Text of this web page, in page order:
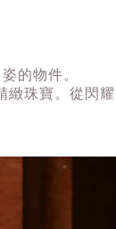
的物件。
珠寶。從閃